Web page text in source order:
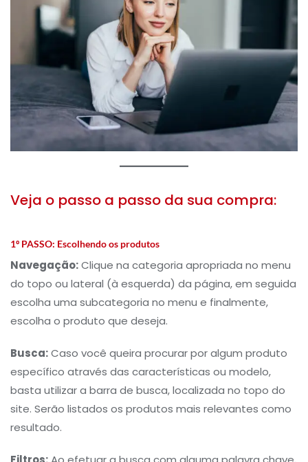
Veja o passo a passo da sua compra:
1º PASSO: Escolhendo os produtos
Navegação:Clique na categoria apropriada no menu
do topo ou lateral (à esquerda) da página, em seguida
escolha uma subcategoria no menu e finalmente,
escolha o produto que deseja.
Busca:Caso você queira procurar por algum produto
específico através das características ou modelo,
basta utilizar a barra de busca, localizada no topo do
site. Serão listados os produtos mais relevantes como
resultado.